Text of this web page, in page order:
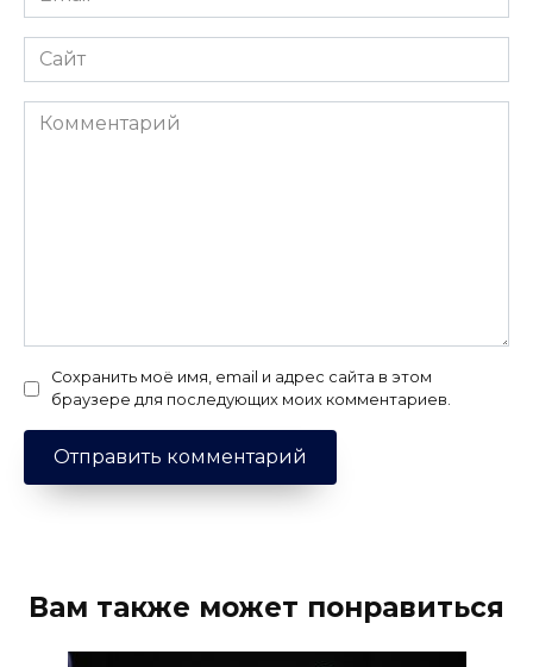
*
Сайт
Комментарий
Сохранить моё имя, email и адрес сайта в этом
браузере для последующих моих комментариев.
Вам также может понравиться